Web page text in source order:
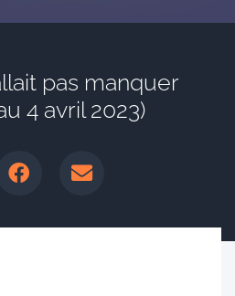
pas manquer
4 avril 2023)